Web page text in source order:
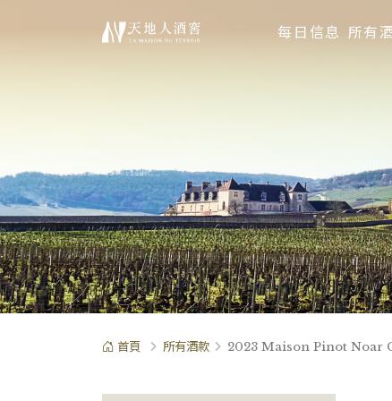
每日信息 所有
首頁 所有酒款 2023 Maison Pinot Noar